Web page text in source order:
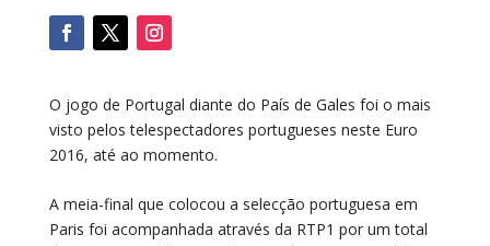
O jogo de Portugal diante do País de Gales foi o mais
visto pelos telespectadores portugueses neste Euro
2016, até ao momento.
A meia-final que colocou a selecção portuguesa em
Paris foi acompanhada através da RTP1 por um total